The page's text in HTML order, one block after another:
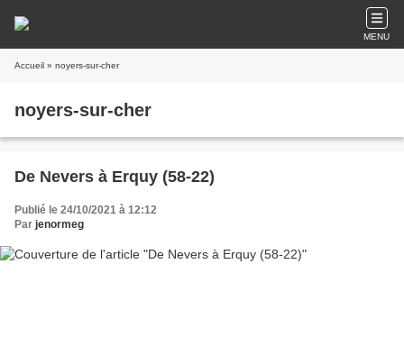
MENU
Accueil » noyers-sur-cher
noyers-sur-cher
De Nevers à Erquy (58-22)
Publié le 24/10/2021 à 12:12
Par jenormeg